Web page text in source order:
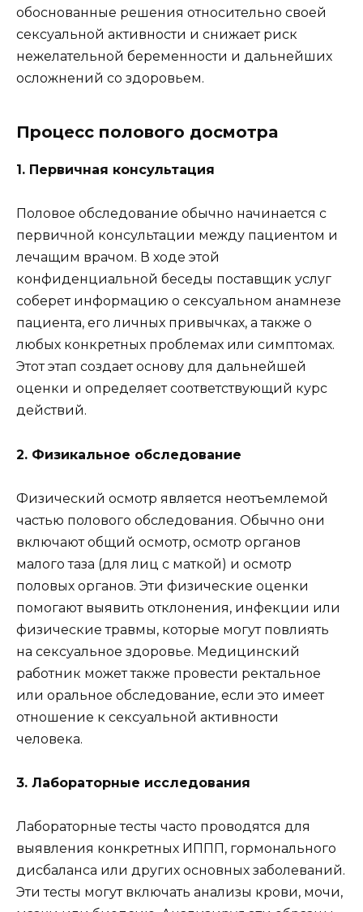
обоснованные решения относительно своей
сексуальной активности и снижает риск
нежелательной беременности и дальнейших
осложнений со здоровьем.
Процесс полового досмотра
1. Первичная консультация
Половое обследование обычно начинается с
первичной консультации между пациентом и
лечащим врачом. В ходе этой
конфиденциальной беседы поставщик услуг
соберет информацию о сексуальном анамнезе
пациента, его личных привычках, а также о
любых конкретных проблемах или симптомах.
Этот этап создает основу для дальнейшей
оценки и определяет соответствующий курс
действий.
2. Физикальное обследование
Физический осмотр является неотъемлемой
частью полового обследования. Обычно они
включают общий осмотр, осмотр органов
малого таза (для лиц с маткой) и осмотр
половых органов. Эти физические оценки
помогают выявить отклонения, инфекции или
физические травмы, которые могут повлиять
на сексуальное здоровье. Медицинский
работник может также провести ректальное
или оральное обследование, если это имеет
отношение к сексуальной активности
человека.
3. Лабораторные исследования
Лабораторные тесты часто проводятся для
выявления конкретных ИППП, гормонального
дисбаланса или других основных заболеваний.
Эти тесты могут включать анализы крови, мочи,